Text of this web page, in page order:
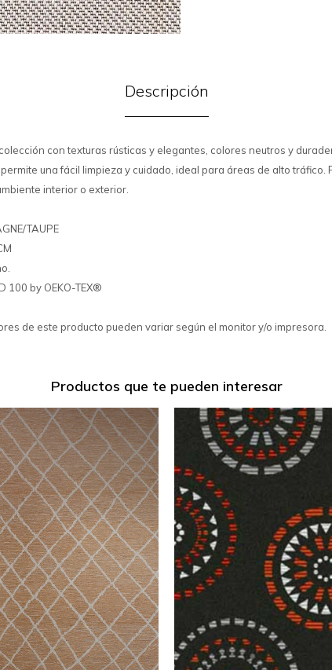
Descripción
con texturas rústicas y elegantes, colores neutros y
una fácil limpieza y cuidado, ideal para áreas de alto tráfico.
interior o exterior.
TAUPE
100 by OEKO-TEX®
de este producto pueden variar según el monitor y/o impresora.
Productos que te pueden interesar